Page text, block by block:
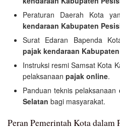
Peraturan Daerah Kota
kendaraan Kabupaten
Surat Edaran Bapenda
pajak kendaraan
Instruksi resmi Samsat Kota
pelaksanaan pajak online.
Panduan teknis pelaksanaan
Selatan bagi masyarakat.
Peran Pemerintah Kota dalam